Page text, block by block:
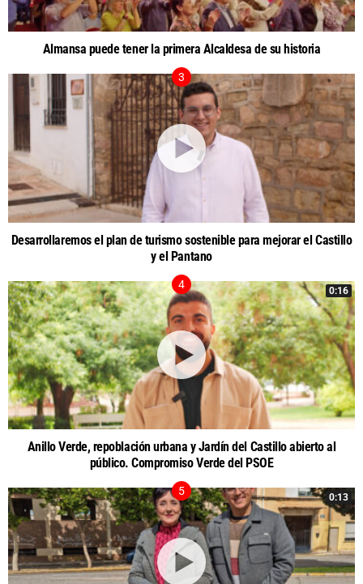
Almansa puede tener la primera Alcaldesa de su historia
Desarrollaremos el plan de turismo sostenible para mejorar el Castillo
y el Pantano
0:16
Anillo Verde, repoblación urbana y Jardín del Castillo abierto al
público. Compromiso Verde del PSOE
0:13